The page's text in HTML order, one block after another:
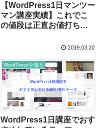
【WordPress1日マンツー
マン講座実績】これでこ
の値段は正直お値打ちだ
士業系事務所のK.K様）
2019.03.20
WordPressを知る
WordPress1日講座でおす